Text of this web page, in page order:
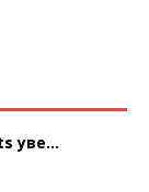
уве...